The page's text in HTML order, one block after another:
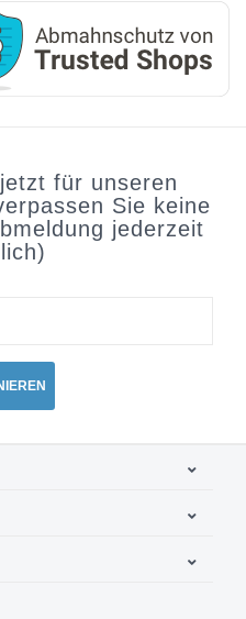
für unseren
Sie keine
jederzeit